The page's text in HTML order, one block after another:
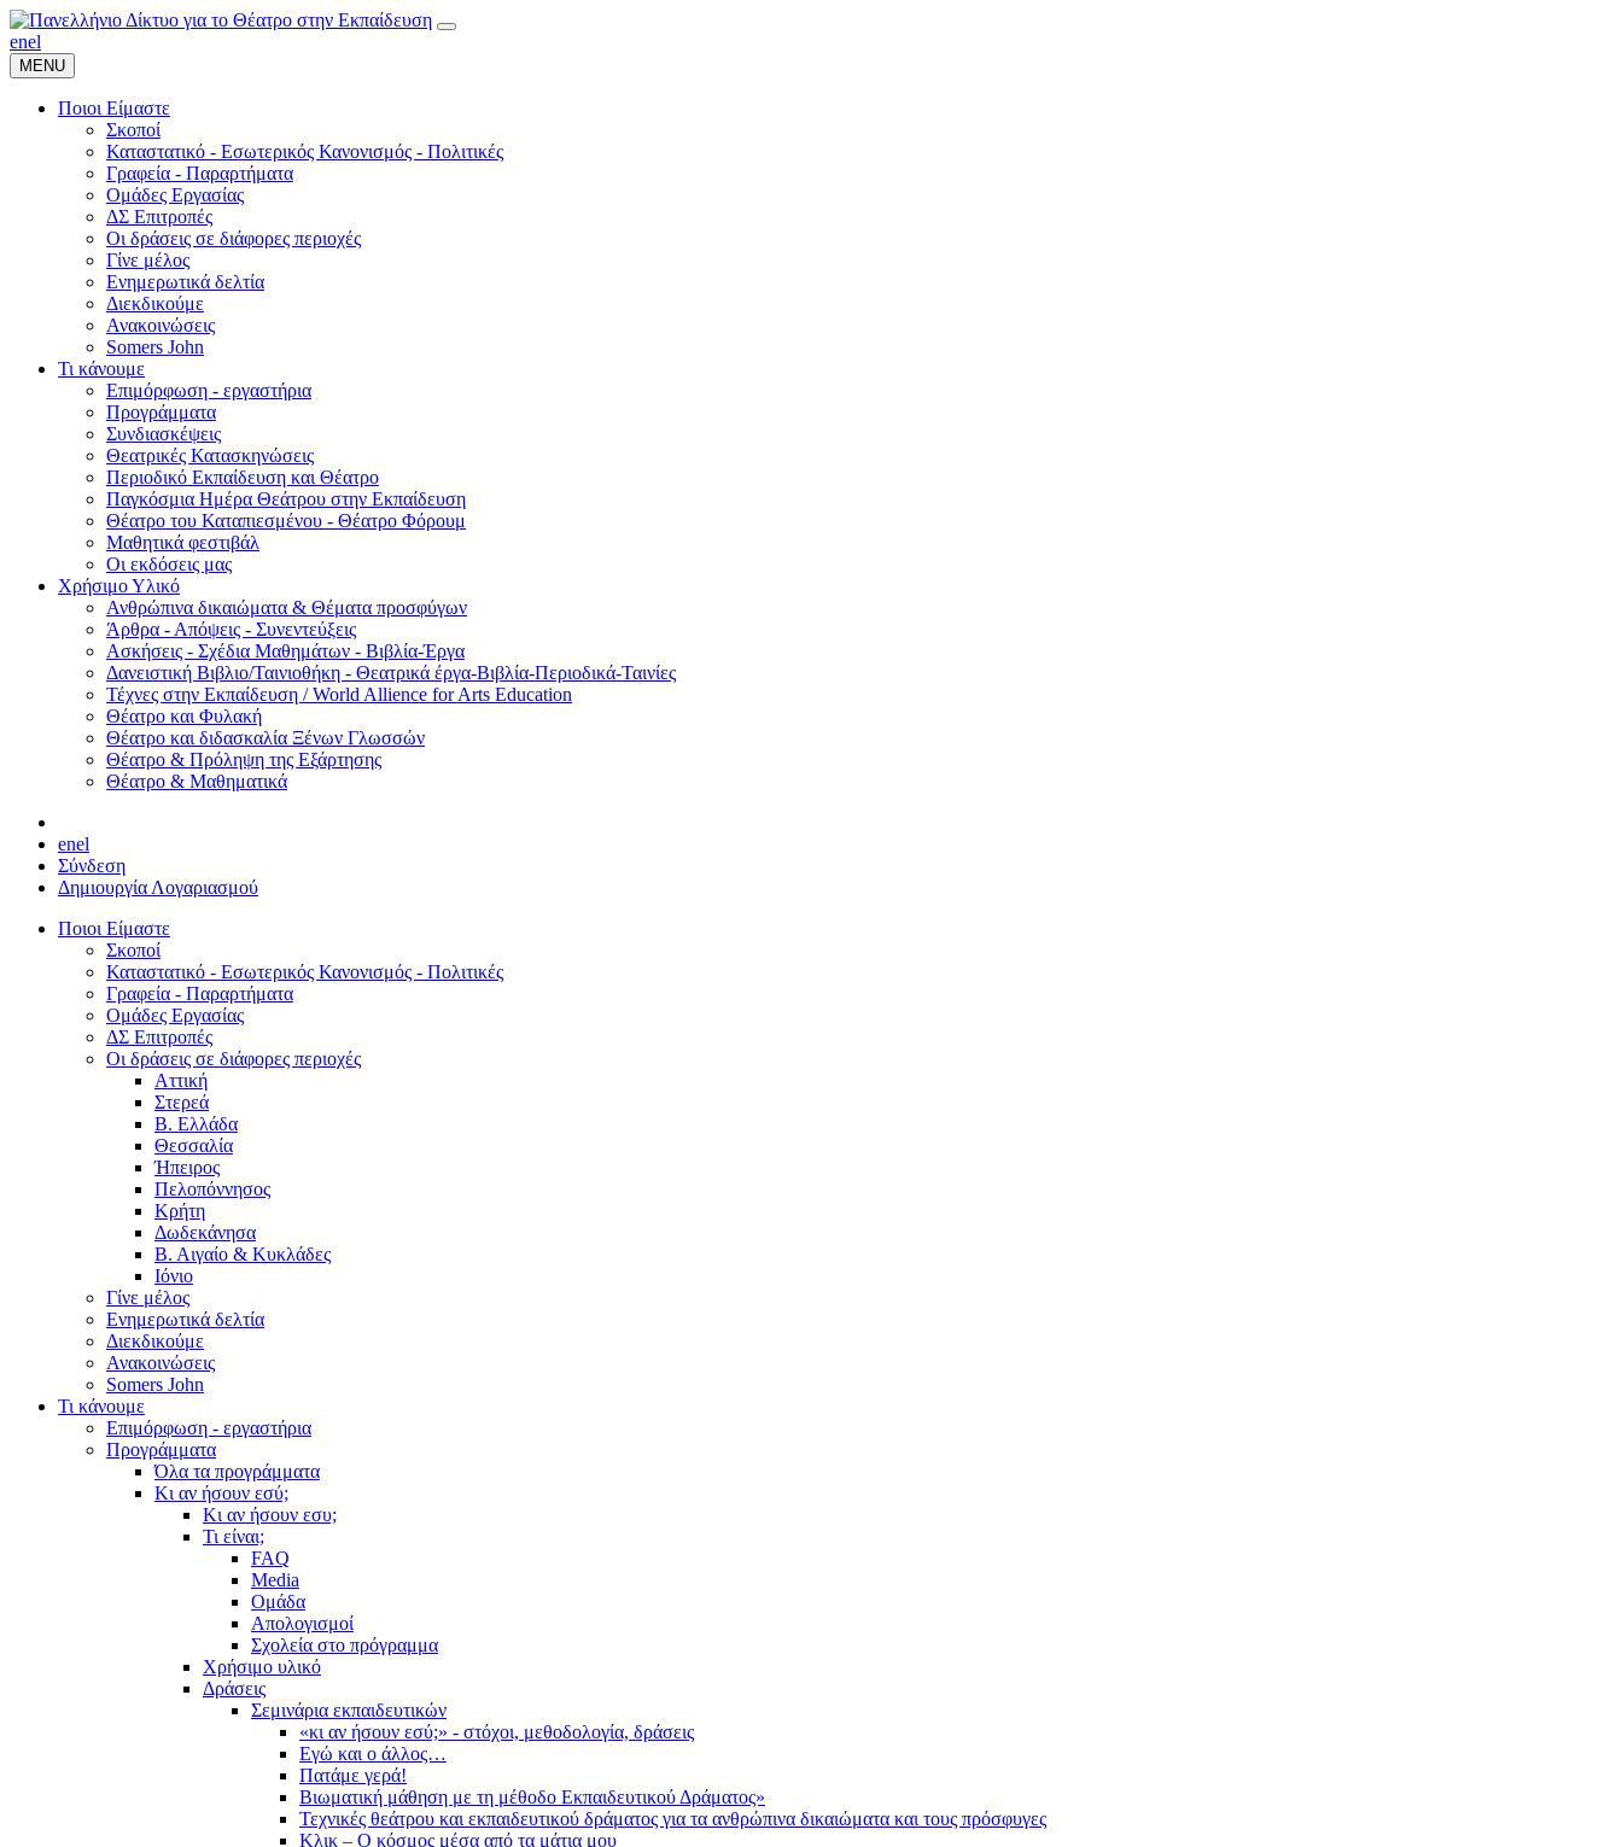
enel
MENU
Ποιοι Είμαστε
Σκοποί
Καταστατικό - Εσωτερικός Κανονισμός - Πολιτικές
Γραφεία - Παραρτήματα
Ομάδες Εργασίας
ΔΣ Επιτροπές
Οι δράσεις σε διάφορες περιοχές
Γίνε μέλος
Ενημερωτικά δελτία
Διεκδικούμε
Ανακοινώσεις
Somers John
Τι κάνουμε
Επιμόρφωση - εργαστήρια
Προγράμματα
Συνδιασκέψεις
Θεατρικές Κατασκηνώσεις
Περιοδικό Εκπαίδευση και Θέατρο
Παγκόσμια Ημέρα Θεάτρου στην Εκπαίδευση
Θέατρο του Καταπιεσμένου - Θέατρο Φόρουμ
Μαθητικά φεστιβάλ
Οι εκδόσεις μας
Χρήσιμο Υλικό
Ανθρώπινα δικαιώματα & Θέματα προσφύγων
Άρθρα - Απόψεις - Συνεντεύξεις
Ασκήσεις - Σχέδια Μαθημάτων - Βιβλία-Έργα
Δανειστική Βιβλιο/Ταινιοθήκη - Θεατρικά έργα-Βιβλία-Περιοδικά-Ταινίες
Τέχνες στην Εκπαίδευση / World Allience for Arts Education
Θέατρο και Φυλακή
Θέατρο και διδασκαλία Ξένων Γλωσσών
Θέατρο & Πρόληψη της Εξάρτησης
Θέατρο & Μαθηματικά
enel
Σύνδεση
Δημιουργία Λογαριασμού
Ποιοι Είμαστε
Σκοποί
Καταστατικό - Εσωτερικός Κανονισμός - Πολιτικές
Γραφεία - Παραρτήματα
Ομάδες Εργασίας
ΔΣ Επιτροπές
Οι δράσεις σε διάφορες περιοχές
Αττική
Στερεά
Β. Ελλάδα
Θεσσαλία
Ήπειρος
Πελοπόννησος
Κρήτη
Δωδεκάνησα
Β. Αιγαίο & Κυκλάδες
Ιόνιο
Γίνε μέλος
Ενημερωτικά δελτία
Διεκδικούμε
Ανακοινώσεις
Somers John
Τι κάνουμε
Επιμόρφωση - εργαστήρια
Προγράμματα
Όλα τα προγράμματα
Κι αν ήσουν εσύ;
Κι αν ήσουν εσυ;
Τι είναι;
FAQ
Media
Ομάδα
Απολογισμοί
Σχολεία στο πρόγραμμα
Χρήσιμο υλικό
Δράσεις
Σεμινάρια εκπαιδευτικών
«κι αν ήσουν εσύ;» - στόχοι, μεθοδολογία, δράσεις
Εγώ και ο άλλος…
Πατάμε γερά!
Βιωματική μάθηση με τη μέθοδο Εκπαιδευτικού Δράματος»
Τεχνικές θεάτρου και εκπαιδευτικού δράματος για τα ανθρώπινα δικαιώματα και τους πρόσφυγες
Κλικ – Ο κόσμος μέσα από τα μάτια μου